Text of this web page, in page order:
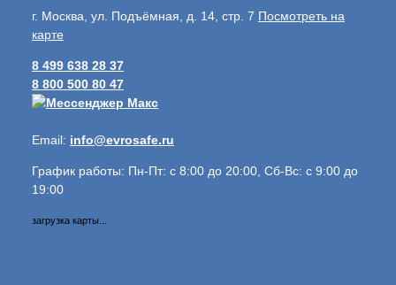
г. Москва, ул. Подъёмная, д. 14, стр. 7 Посмотреть на
карте
8 499 638 28 37
8 800 500 80 47
Email: info@evrosafe.ru
График работы: Пн-Пт: с 8:00 до 20:00, Сб-Вс: с 9:00 до
19:00
загрузка карты...